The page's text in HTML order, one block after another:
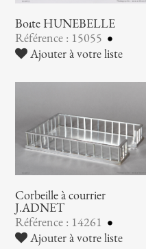
Boîte HUNEBELLE
Référence : 15055
Ajouter à votre liste
Corbeille à courrier
J.ADNET
Référence : 14261
Ajouter à votre liste